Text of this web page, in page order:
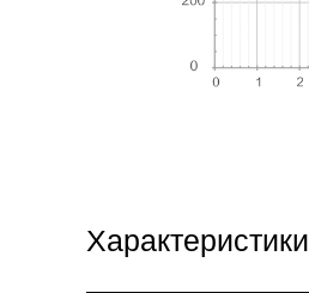
Характеристики